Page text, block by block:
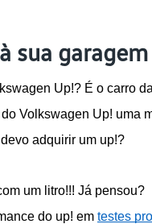
sua garagem
Up!? É o carro
Volkswagen Up! uma
adquirir um up!?
um litro!!! Já pensou?
do up! em testes